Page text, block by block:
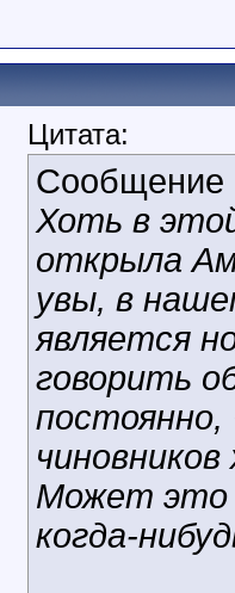
Цитата:
Сообщение
Хоть в
открыла
увы, в
является
говорить
постоянно,
Может это
когда-